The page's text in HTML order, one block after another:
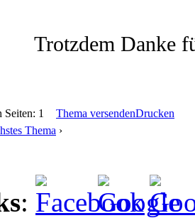
Trotzdem Danke
Seiten: 1 Thema versendenDrucken
Thema ›
: